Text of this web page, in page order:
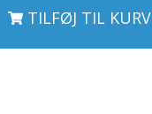
TILFØJ TIL KURV